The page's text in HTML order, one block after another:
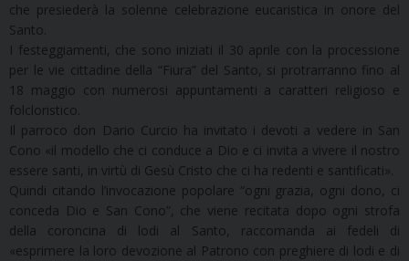
che presiederà la solenne celebrazione eucaristica in onore del
Santo.
I festeggiamenti, che sono iniziati il 30 aprile con la processione
per le vie cittadine della “Fiura” del Santo, si protrarranno fino al
18 maggio con numerosi appuntamenti a caratteri religioso e
folcloristico.
Il parroco don Dario Curcio ha invitato i devoti a vedere in San
Cono «il modello che ci conduce a Dio e ci invita a vivere il nostro
essere santi, in virtù di Gesù Cristo che ci ha redenti e santificati».
Quindi citando l’invocazione popolare “ogni grazia, ogni dono, ci
conceda Dio e San Cono”, che viene recitata dopo ogni strofa
della coroncina di lodi al Santo, raccomanda ai fedeli di
«esprimere la loro devozione al Patrono con preghiere di lodi e di